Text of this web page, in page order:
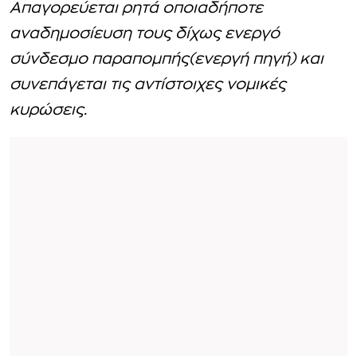
Απαγορεύεται ρητά οποιαδήποτε
αναδημοσίευση τους δίχως ενεργό
σύνδεσμο παραπομπής(ενεργή πηγή) και
συνεπάγεται τις αντίστοιχες νομικές
κυρώσεις.